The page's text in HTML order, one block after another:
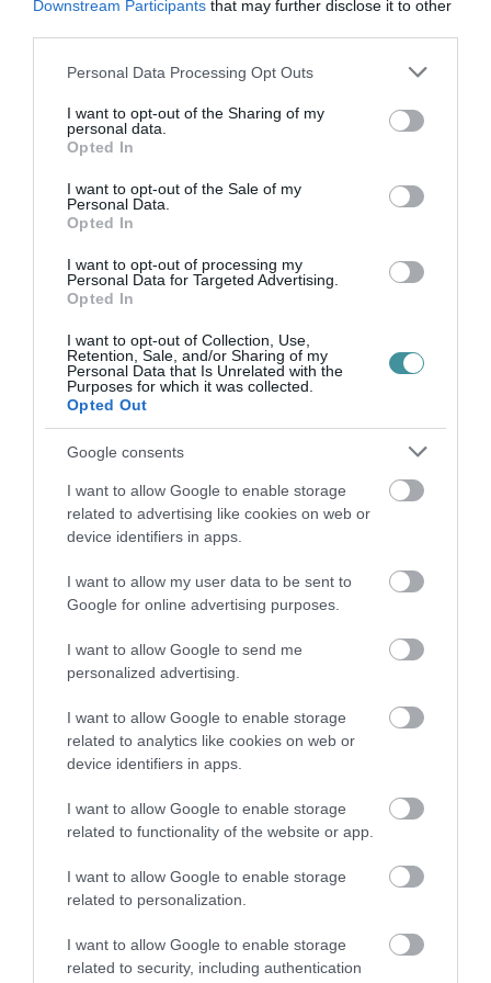
Downstream Participants that may further disclose it to other
Please note that this website/app uses one or more Google
not limited to your visit or usage behaviour. You may click to
grant or deny consent to Google and its third-party tags to
use your data for below specified purposes in below Google
consent section.
Personal Data Processing Opt Outs
I want to opt-out of the Sharing of my
personal data.
Opted In
I want to opt-out of the Sale of my
Personal Data.
Opted In
I want to opt-out of processing my
Personal Data for Targeted Advertising.
Opted In
I want to opt-out of Collection, Use,
Retention, Sale, and/or Sharing of my
Personal Data that Is Unrelated with the
Purposes for which it was collected.
Opted Out
Google consents
I want to allow Google to enable storage
related to advertising like cookies on web or
device identifiers in apps.
I want to allow my user data to be sent to
Google for online advertising purposes.
I want to allow Google to send me
personalized advertising.
I want to allow Google to enable storage
related to analytics like cookies on web or
device identifiers in apps.
I want to allow Google to enable storage
related to functionality of the website or app.
I want to allow Google to enable storage
related to personalization.
I want to allow Google to enable storage
related to security, including authentication
Ne maradjon le a legfrissebb hírekről, kövessen
bennünket az EGRI ÜGYEK Google Hírek oldalán!
VISSZA A FŐOLDALRA
Legfrissebb híreink
ÚJ MAGYAR KÜLÜGYI STRATÉGIA KÉSZÜL,
TELJES SZAKÍTÁS JÖN A...
AMIKÉRT ÉRDEMES MEGNÉZNI
2026. augusztus 08|Promóció
TELJESEN ÚJRAINDUL A P...
2026. augusztus 07|Mindenki ügye
TANULJ NÉMETÜL OTTHONRÓL: A
2026. augusztus 07 Promóció
ÚJRAINDULNAK A KORÁBBAN